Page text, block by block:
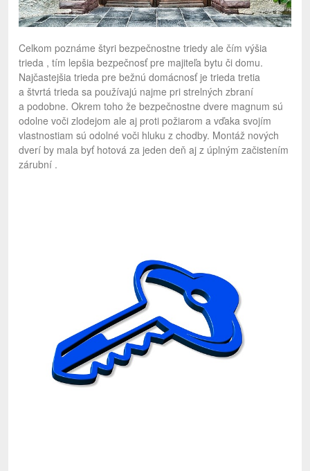
Celkom poznáme štyri bezpečnostne triedy ale čím výšia
trieda , tím lepšia bezpečnosť pre majiteľa bytu či domu.
Najčastejšia trieda pre bežnú domácnosť je trieda tretia
a štvrtá trieda sa používajú najme pri strelných zbraní
a podobne. Okrem toho že bezpečnostne dvere magnum sú
odolne voči zlodejom ale aj proti požiarom a vďaka svojím
vlastnostiam sú odolné voči hluku z chodby. Montáž nových
dverí by mala byť hotová za jeden deň aj z úplným začistením
zárubní .